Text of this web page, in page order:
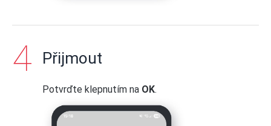
Přijmout
Potvrďte klepnutím na OK.